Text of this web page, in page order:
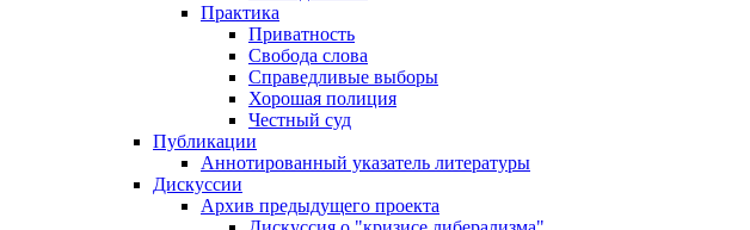
Практика
Приватность
Свобода слова
Справедливые выборы
Хорошая полиция
Честный суд
Публикации
Аннотированный указатель литературы
Дискуссии
Архив предыдущего проекта